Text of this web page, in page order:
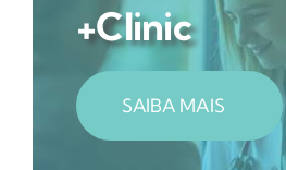
+Clinic
SAIBA MAIS